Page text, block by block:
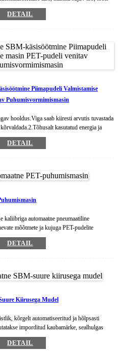
on intuitiivne ja selge, mugav ja
kuulsate kaubamärkide osad, saastevaba,
DETAIL
Piimapudeli Valmistamise
Puhumisvormimismasin
hooldus.Viga saab kiiresti arvutis tuvastada
kasutatud energia ja
kvaliteedi tagavad töökindel küttesüsteem-
vorm 3.Mehaaniline struktuur on
DETAIL
kaliibriga automaatne pneumaatiline
mõõtmete ja kujuga PET-pudelite
kasutatakse kvaliteetset infrapunalambi
ühtlast ja stabiilset pudeli eelvormi
DETAIL
Kiirusega Mudel
kõrgelt automatiseeritud ja hõlpsasti
imporditud kaubamärke, sealhulgas
elektriosi jne. 3. Masin on
tooriku positsioneerimise täpseks, kiireks ja
DETAIL